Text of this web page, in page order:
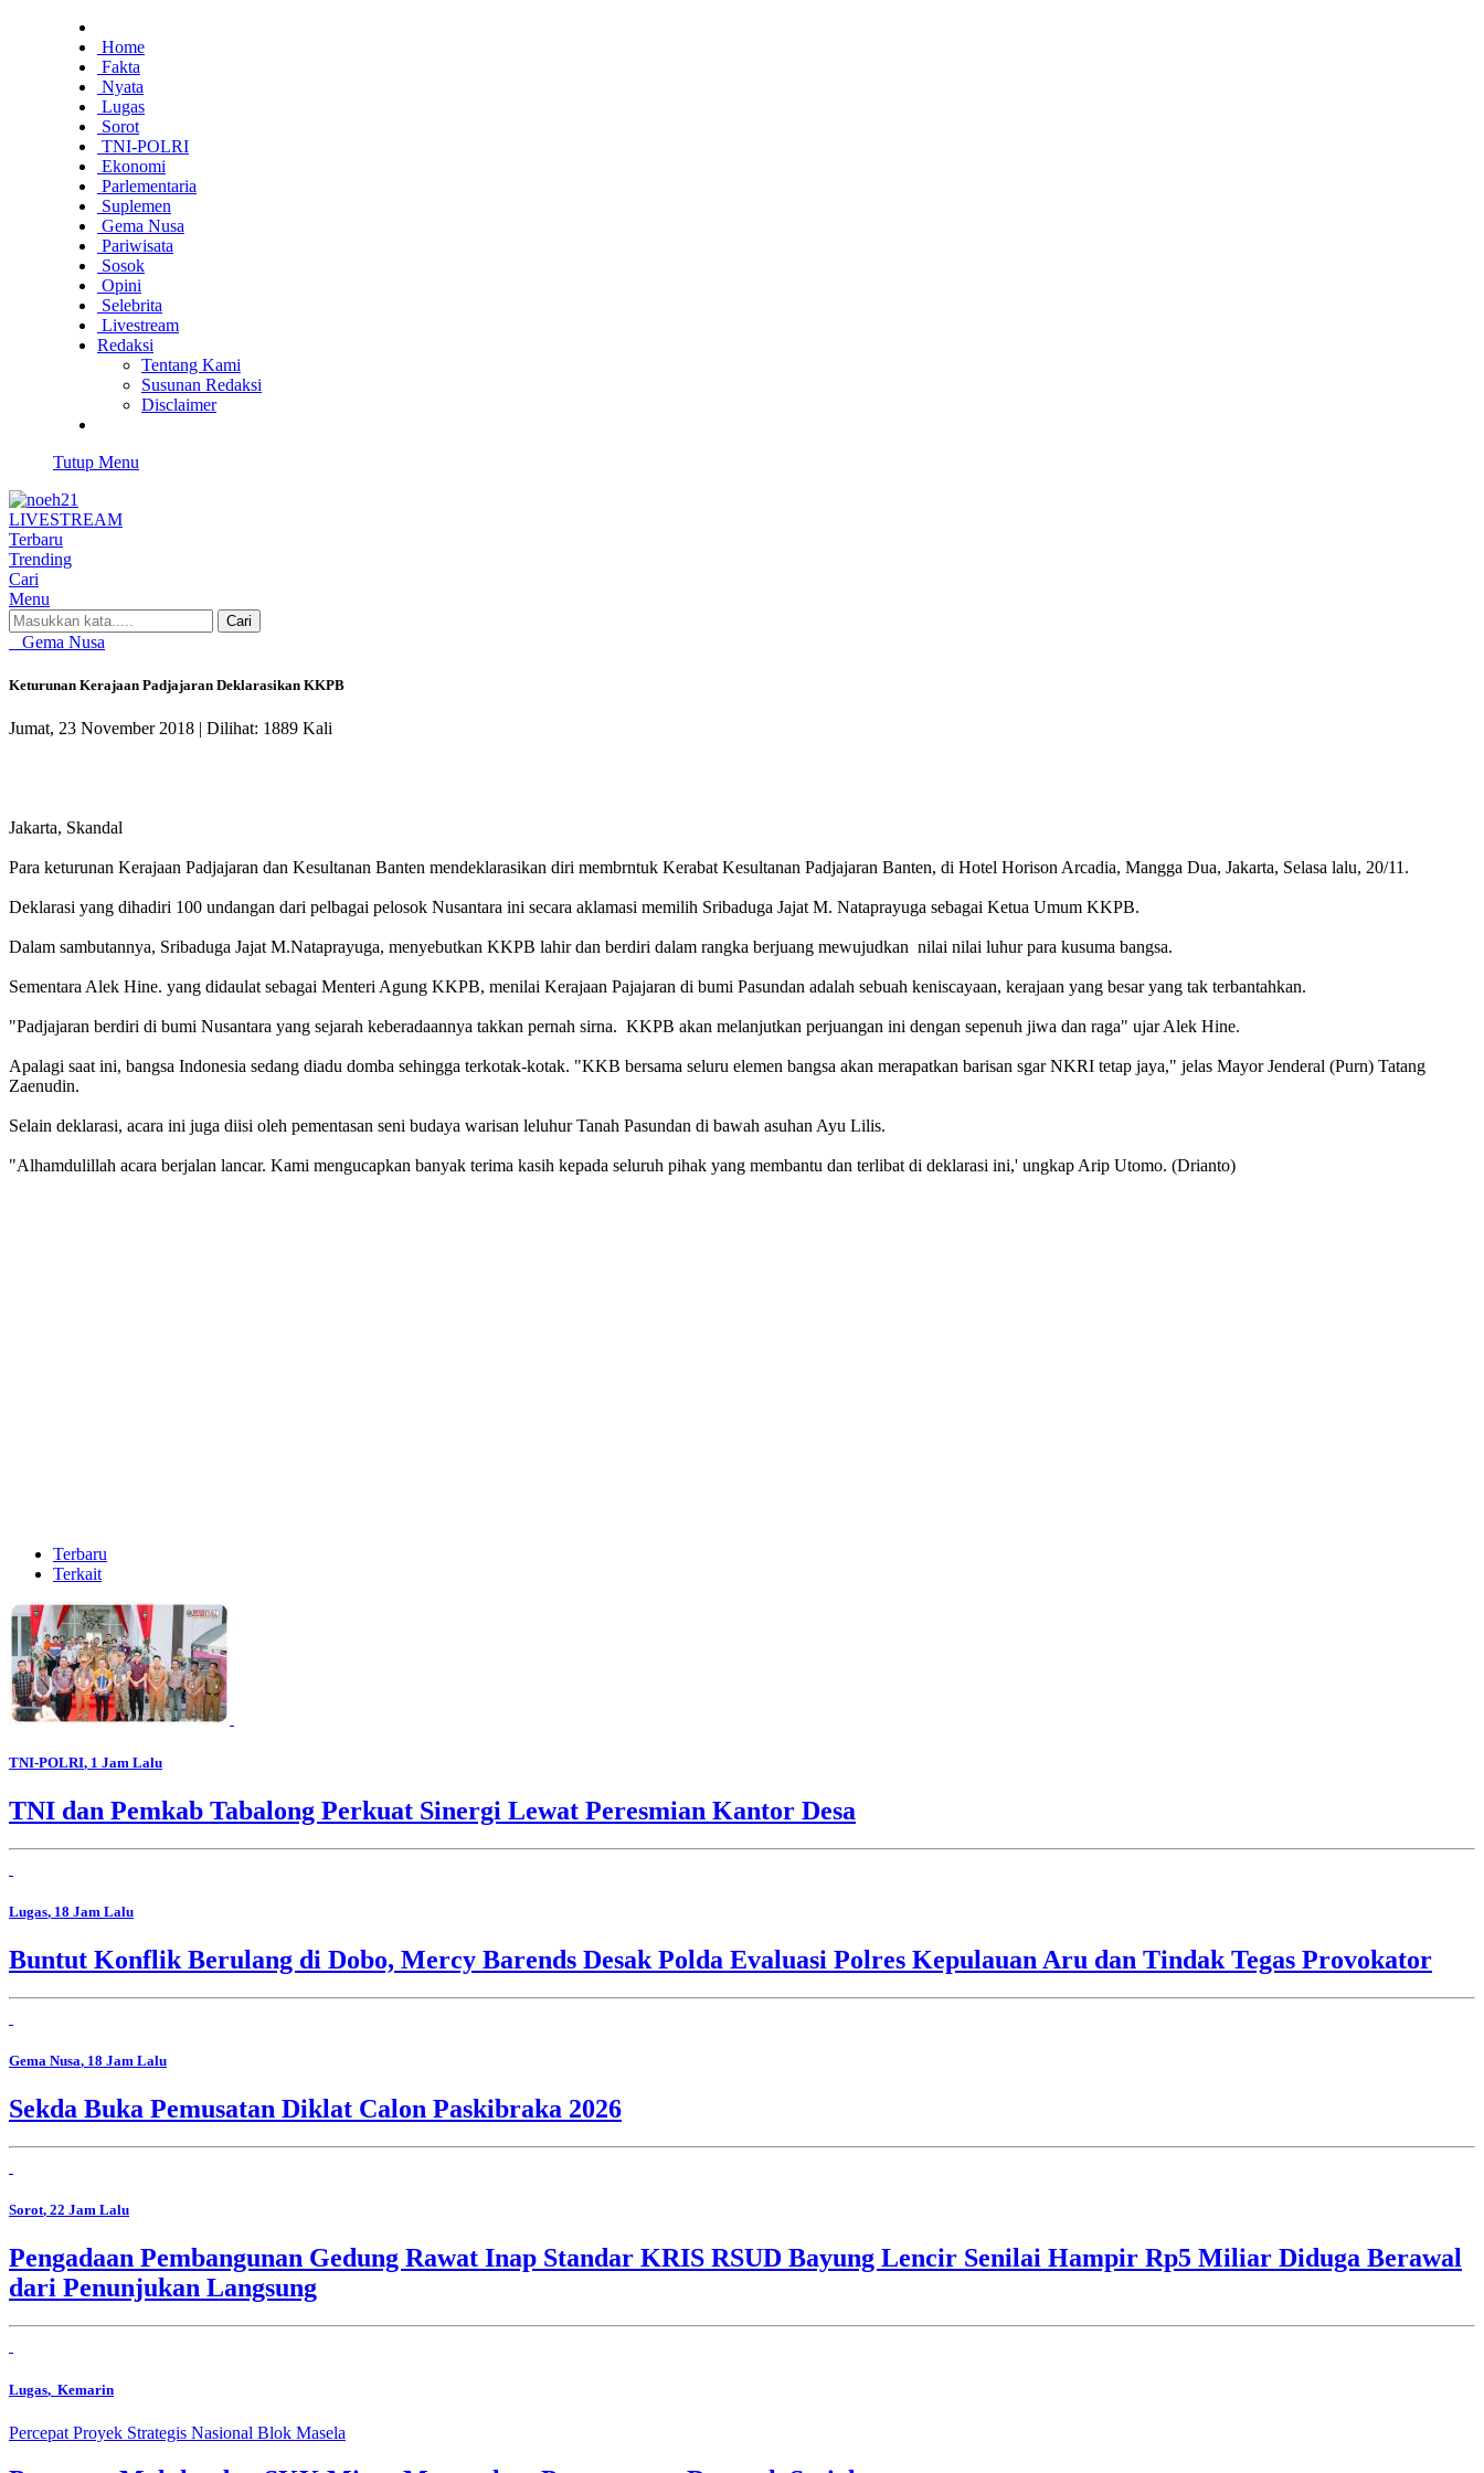
Home
Fakta
Nyata
Lugas
Sorot
TNI-POLRI
Ekonomi
Parlementaria
Suplemen
Gema Nusa
Pariwisata
Sosok
Opini
Selebrita
Livestream
Redaksi
Tentang Kami
Susunan Redaksi
Disclaimer
Tutup Menu
LIVESTREAM
Terbaru
Trending
Cari
Menu
Cari
Gema Nusa
Keturunan Kerajaan Padjajaran Deklarasikan KKPB
Jumat, 23 November 2018 | Dilihat: 1889 Kali
Jakarta, Skandal
Para keturunan Kerajaan Padjajaran dan Kesultanan Banten mendeklarasikan diri membrntuk Kerabat Kesultanan Padjajaran Banten, di Hotel Horison Arcadia, Mangga Dua, Jakarta, Selasa lalu, 20/11.
Deklarasi yang dihadiri 100 undangan dari pelbagai pelosok Nusantara ini secara aklamasi memilih Sribaduga Jajat M. Nataprayuga sebagai Ketua Umum KKPB.
Dalam sambutannya, Sribaduga Jajat M.Nataprayuga, menyebutkan KKPB lahir dan berdiri dalam rangka berjuang mewujudkan nilai nilai luhur para kusuma bangsa.
Sementara Alek Hine. yang didaulat sebagai Menteri Agung KKPB, menilai Kerajaan Pajajaran di bumi Pasundan adalah sebuah keniscayaan, kerajaan yang besar yang tak terbantahkan.
"Padjajaran berdiri di bumi Nusantara yang sejarah keberadaannya takkan pernah sirna. KKPB akan melanjutkan perjuangan ini dengan sepenuh jiwa dan raga" ujar Alek Hine.
Apalagi saat ini, bangsa Indonesia sedang diadu domba sehingga terkotak-kotak. "KKB bersama seluru elemen bangsa akan merapatkan barisan sgar NKRI tetap jaya," jelas Mayor Jenderal (Purn) Tatang
Zaenudin.
Selain deklarasi, acara ini juga diisi oleh pementasan seni budaya warisan leluhur Tanah Pasundan di bawah asuhan Ayu Lilis.
"Alhamdulillah acara berjalan lancar. Kami mengucapkan banyak terima kasih kepada seluruh pihak yang membantu dan terlibat di deklarasi ini,' ungkap Arip Utomo. (Drianto)
Terbaru
Terkait
TNI-POLRI, 1 Jam Lalu
TNI dan Pemkab Tabalong Perkuat Sinergi Lewat Peresmian Kantor Desa
Lugas, 18 Jam Lalu
Buntut Konflik Berulang di Dobo, Mercy Barends Desak Polda Evaluasi Polres Kepulauan Aru dan Tindak Tegas Provokator
Gema Nusa, 18 Jam Lalu
Sekda Buka Pemusatan Diklat Calon Paskibraka 2026
Sorot, 22 Jam Lalu
Pengadaan Pembangunan Gedung Rawat Inap Standar KRIS RSUD Bayung Lencir Senilai Hampir Rp5 Miliar Diduga Berawal
dari Penunjukan Langsung
Lugas, Kemarin
Percepat Proyek Strategis Nasional Blok Masela